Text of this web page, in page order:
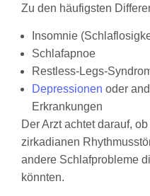
Zu den häufigsten
Insomnie
Schlafapnoe
Restless-Legs-
Depressionen oder
Erkrankungen
Der Arzt achtet darauf,
zirkadianen
andere Schlafprobleme
könnten.